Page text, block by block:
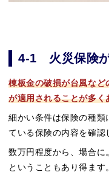
4-1 火災保険
棟板金の破損が台風な
が適用されることが多く
細かい条件は保険の種類
ている保険の内容を確認
数万円程度から、場合に
ということもあり得ます。